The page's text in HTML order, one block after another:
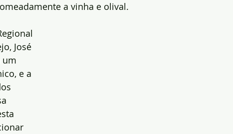
a vinha e olival.
José
um
e a